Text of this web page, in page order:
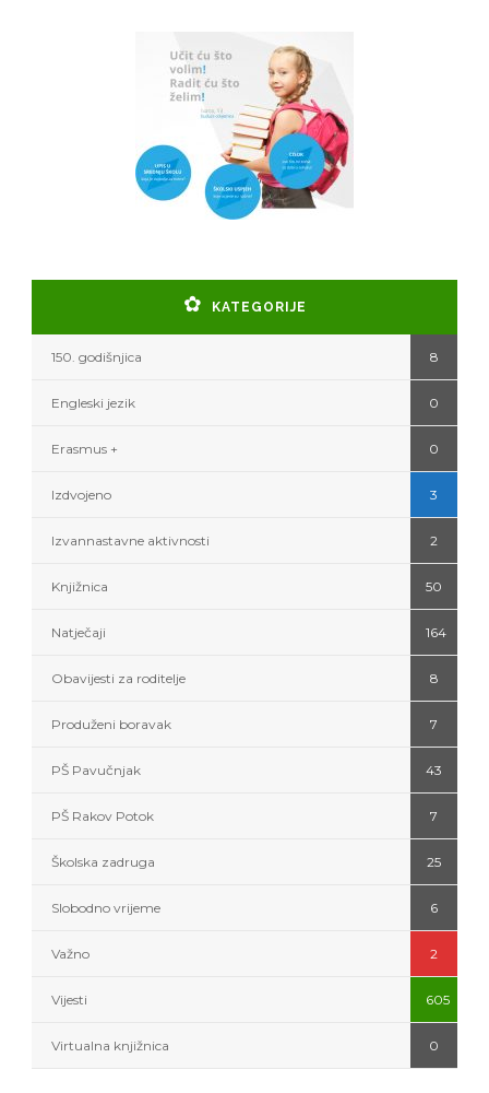
KATEGORIJE
150. godišnjica 8
Engleski jezik 0
Erasmus + 0
Izdvojeno 3
Izvannastavne aktivnosti 2
Knjižnica 50
Natječaji 164
Obavijesti za roditelje 8
Produženi boravak 7
PŠ Pavučnjak 43
PŠ Rakov Potok 7
Školska zadruga 25
Slobodno vrijeme 6
Važno 2
Vijesti 605
Virtualna knjižnica 0